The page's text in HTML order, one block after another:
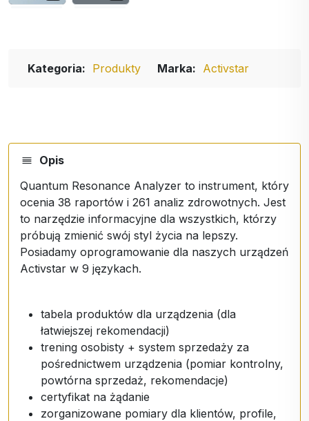
Kategoria: Produkty Marka: Activstar
Opis
Quantum Resonance Analyzer to instrument, który
ocenia 38 raportów i 261 analiz zdrowotnych. Jest
to narzędzie informacyjne dla wszystkich, którzy
próbują zmienić swój styl życia na lepszy.
Posiadamy oprogramowanie dla naszych urządzeń
Activstar w 9 językach.
tabela produktów dla urządzenia (dla
łatwiejszej rekomendacji)
trening osobisty + system sprzedaży za
pośrednictwem urządzenia (pomiar kontrolny,
powtórna sprzedaż, rekomendacje)
certyfikat na żądanie
zorganizowane pomiary dla klientów, profile,